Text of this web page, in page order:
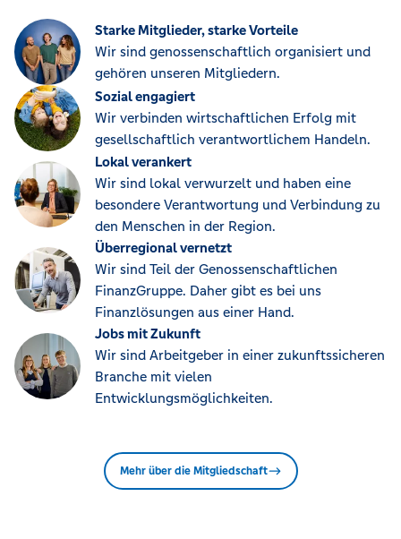
Starke Mitglieder, starke Vorteile
Wir sind genossenschaftlich organisiert und
gehören unseren Mitgliedern.
Sozial engagiert
Wir verbinden wirtschaftlichen Erfolg mit
gesellschaftlich verantwortlichem Handeln.
Lokal verankert
Wir sind lokal verwurzelt und haben eine
besondere Verantwortung und Verbindung zu
den Menschen in der Region.
Überregional vernetzt
Wir sind Teil der Genossenschaftlichen
FinanzGruppe. Daher gibt es bei uns
Finanzlösungen aus einer Hand.
Jobs mit Zukunft
Wir sind Arbeitgeber in einer zukunftssicheren
Branche mit vielen
Entwicklungsmöglichkeiten.
Mehr über die Mitgliedschaft